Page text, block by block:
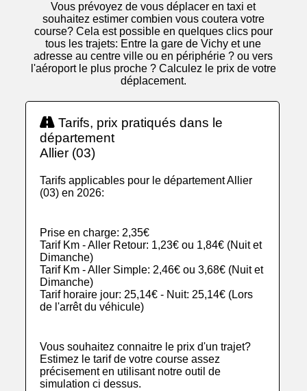
Vous prévoyez de vous déplacer en taxi et
souhaitez estimer combien vous coutera votre
course? Cela est possible en quelques clics pour
tous les trajets: Entre la gare de Vichy et une
adresse au centre ville ou en périphérie ? ou vers
l'aéroport le plus proche ? Calculez le prix de votre
déplacement.
Tarifs, prix pratiqués dans le
département
Allier (03)
Tarifs applicables pour le département Allier
(03) en 2026:
Prise en charge: 2,35€
Tarif Km - Aller Retour: 1,23€ ou 1,84€ (Nuit et
Dimanche)
Tarif Km - Aller Simple: 2,46€ ou 3,68€ (Nuit et
Dimanche)
Tarif horaire jour: 25,14€ - Nuit: 25,14€ (Lors
de l'arrêt du véhicule)
Vous souhaitez connaitre le prix d'un trajet?
Estimez le tarif de votre course assez
précisement en utilisant notre outil de
simulation ci dessus.